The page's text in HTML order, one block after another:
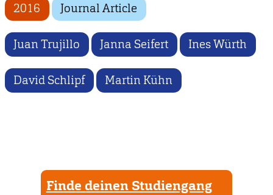
2016 Journal Article
Juan Trujillo Janna Seifert Ines Würth
David Schlipf Martin Kühn
Finde deinen Studiengang